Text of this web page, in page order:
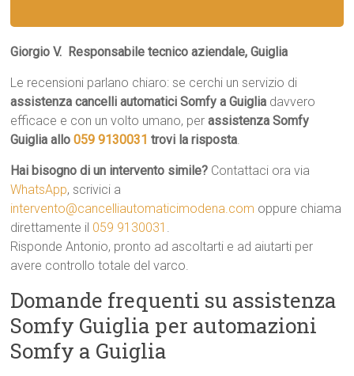
Giorgio V.  Responsabile tecnico aziendale, Guiglia
Le recensioni parlano chiaro: se cerchi un servizio di
assistenza cancelli automatici Somfy a Guiglia davvero
efficace e con un volto umano, perassistenza Somfy
Guiglia allo059 9130031 trovi la risposta.
Hai bisogno di un intervento simile? Contattaci ora via
WhatsApp, scrivici a
intervento@cancelliautomaticimodena.com oppure chiama
direttamente il 059 9130031 .
Risponde Antonio, pronto ad ascoltarti e ad aiutarti per
avere controllo totale del varco.
Domande frequenti su assistenza
Somfy Guiglia per automazioni
Somfy a Guiglia